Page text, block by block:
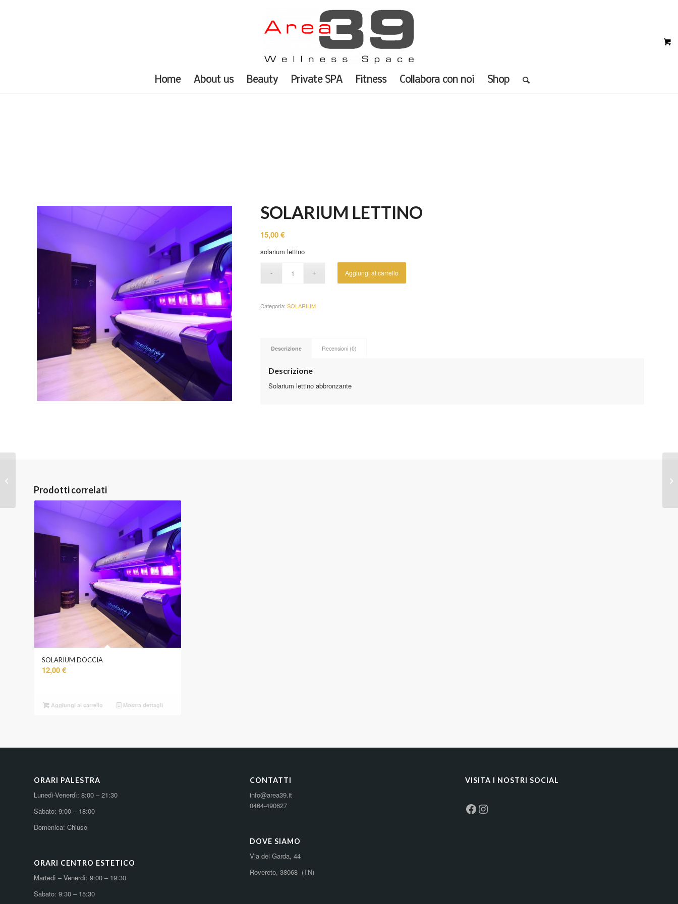
Home About us Beauty Private SPA Fitness Collabora con noi Shop
SOLARIUM LETTINO
15,00€
solarium lettino
Aggiungi al carrello
Categoria:SOLARIUM
Descrizione Recensioni (0)
Descrizione
Solarium lettino abbronzante
Prodotti correlati
SOLARIUM DOCCIA
12,00€
Aggiungi al carrello Mostra dettagli
ORARI PALESTRA
Lunedì-Venerdì: 8:00 – 21:30
Sabato: 9:00 – 18:00
Domenica: Chiuso
ORARI CENTRO ESTETICO
Martedì – Venerdì: 9:00 – 19:30
Sabato: 9:30 – 15:30
CONTATTI
info@area39.it
0464-490627
DOVE SIAMO
Via del Garda, 44
Rovereto, 38068 (TN)
VISITA I NOSTRI SOCIAL